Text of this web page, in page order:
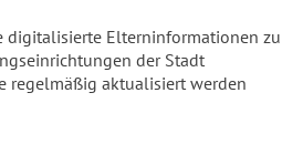
digitalisierte Elterninformationen zu
der Stadt
regelmäßig aktualisiert werden